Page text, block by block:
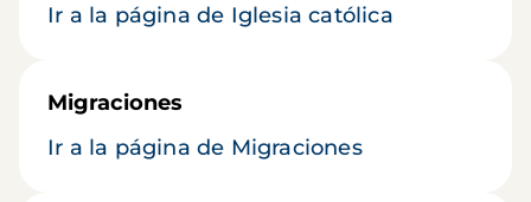
Ir a la página de Iglesia católica
Migraciones
Ir a la página de Migraciones